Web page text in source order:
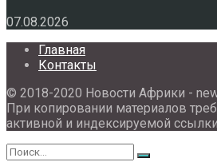
07.08.2026
Главная
Контакты
© 2018-2020 Новости Африки -
При копировании материалов
активной и индексируемой ссылки